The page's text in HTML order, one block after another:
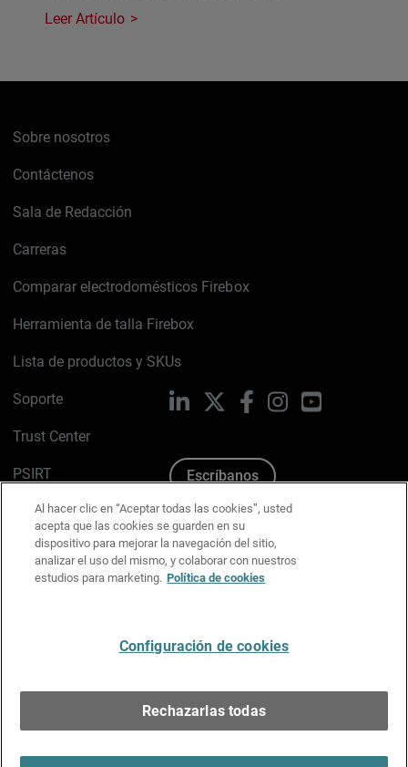
Leer Artículo
Sobre nosotros
Contáctenos
Sala de Redacción
Carreras
Comparar electrodomésticos Firebox
Herramienta de talla Firebox
Lista de productos y SKUs
Soporte
Trust Center
PSIRT
Política de cookies
Política de privacidad
Kit de medios y marca
LinkedIn FacebookInstagramYouTube
Escríbanos
Al hacer clic en “Aceptar todas las cookies”, usted
acepta que las cookies se guarden en su
dispositivo para mejorar la navegación del sitio,
analizar el uso del mismo, y colaborar con nuestros
estudios para marketing. Política de cookies
Configuración de cookies
Rechazarlas todas